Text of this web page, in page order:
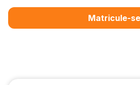
Matricule-se